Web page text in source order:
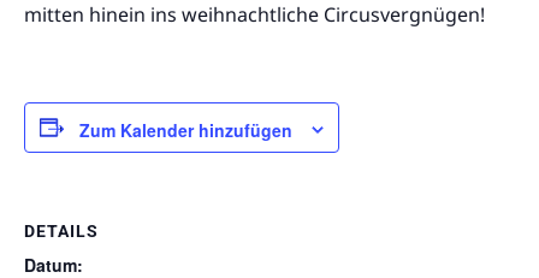
mitten hinein ins weihnachtliche Circusvergnügen!
Zum Kalender hinzufügen
DETAILS
Datum: